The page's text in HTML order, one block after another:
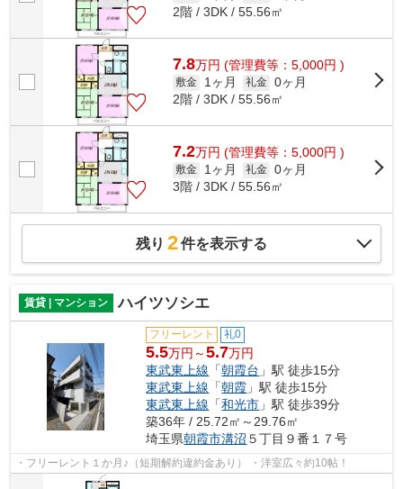
2階 / 3DK / 55.56㎡
7.8万円 (管理費等：5,000円 )
敷金 1ヶ月 礼金 0ヶ月
2階 / 3DK / 55.56㎡
7.2万円 (管理費等：5,000円 )
敷金 1ヶ月 礼金 0ヶ月
3階 / 3DK / 55.56㎡
残り 2件を表示する
賃貸 | マンション ハイツソシエ
フリーレント 礼0
5.5万円～5.7万円
東武東上線 「朝霞台 」駅 徒歩15分
東武東上線 「朝霞 」駅 徒歩15分
東武東上線 「和光市 」駅 徒歩39分
築36年 / 25.72㎡～29.76㎡
埼玉県朝霞市溝沼 ５丁目９番１７号
・フリーレント１か月♪（短期解約違約金あり） ・洋室広々約10帖！